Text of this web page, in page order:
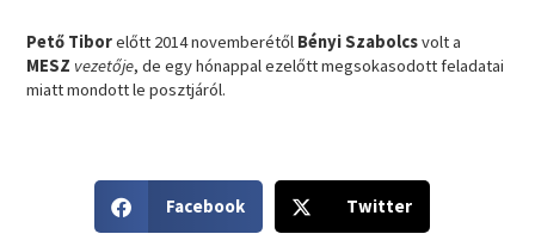
Pető Tiborelőtt 2014 novemberétől Bényi Szabolcsvolt a
MESZ vezetője, de egy hónappal ezelőtt megsokasodott feladatai
miatt mondott le posztjáról.
h
Facebook
h
Twitter